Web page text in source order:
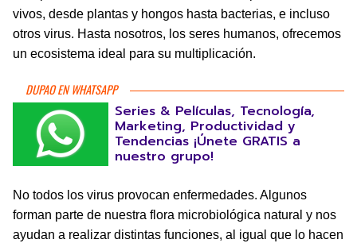
vivos, desde plantas y hongos hasta bacterias, e incluso
otros virus. Hasta nosotros, los seres humanos, ofrecemos
un ecosistema ideal para su multiplicación.
DUPAO EN WHATSAPP
Series & Películas, Tecnología,
Marketing, Productividad y
Tendencias ¡Únete GRATIS a
nuestro grupo!
No todos los virus provocan enfermedades. Algunos
forman parte de nuestra flora microbiológica natural y nos
ayudan a realizar distintas funciones, al igual que lo hacen